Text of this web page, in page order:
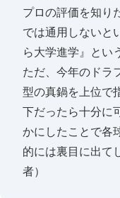
プロの評価を知り
では通用しないと
ら大学進学』とい
ただ、今年のドラ
型の真鍋を上位で
下だったら十分に
かにしたことで各
的には裏目に出て
者）